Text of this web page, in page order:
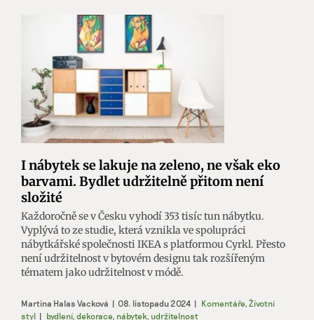
I nábytek se lakuje na zeleno, ne však eko
barvami. Bydlet udržitelně přitom není
složité
Každoročně se v Česku vyhodí 353 tisíc tun nábytku.
Vyplývá to ze studie, která vznikla ve spolupráci
nábytkářské společnosti IKEA s platformou Cyrkl. Přesto
není udržitelnost v bytovém designu tak rozšířeným
tématem jako udržitelnost v módě.
Martina Halas Vacková | 08. listopadu 2024 | Komentáře, Životní
styl | bydlení, dekorace, nábytek, udržitelnost